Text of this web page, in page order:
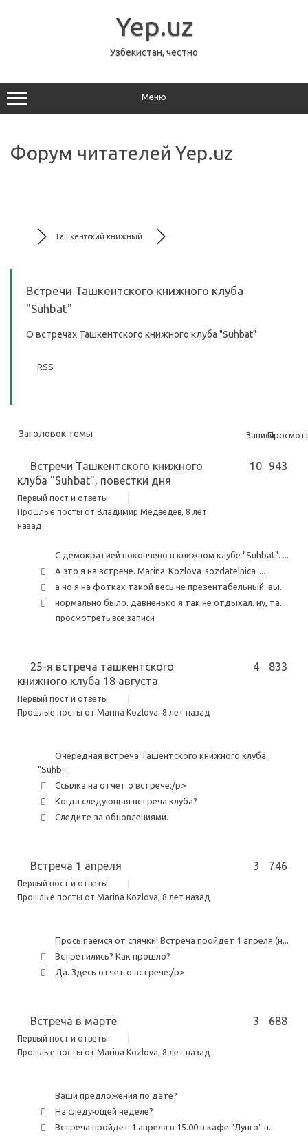
Yep.uz
Узбекистан, честно
Меню
Форум читателей Yep.uz
Ташкентский книжный...
Встречи Ташкентского книжного клуба
"Suhbat"
О встречах Ташкентского книжного клуба "Suhbat"
RSS
Заголовок темы Записи
Встречи Ташкентского книжного
клуба "Suhbat", повестки дня
Первый пост и ответы
Прошлые посты от Владимир Медведев, 8 лет
назад
943
10
С демократией покончено в книжном клубе "Suhbat". ...
А это я на встрече. Marina-Kozlova-sozdatelnica-...
а чо я на фотках такой весь не презентабельный. вы...
нормально было. давненько я так не отдыхал. ну, та...
просмотреть все записи
25-я встреча ташкентского
книжного клуба 18 августа
Первый пост и ответы
Прошлые посты от Marina Kozlova, 8 лет назад
833
4
Очередная встреча Ташентского книжного клуба
"Suhb...
Ссылка на отчет о встрече:/p>
Когда следующая встреча клуба?
Следите за обновлениями.
Встреча 1 апреля
Первый пост и ответы
Прошлые посты от Marina Kozlova, 8 лет назад
746
3
Просыпаемся от спячки! Встреча пройдет 1 апреля (н...
Встретились? Как прошло?
Да. Здесь отчет о встрече:/p>
Встреча в марте
Первый пост и ответы
Прошлые посты от Marina Kozlova, 8 лет назад
688
3
Ваши предложения по дате?
На следующей неделе?
Встреча пройдет 1 апреля в 15.00 в кафе "Лунго" н...